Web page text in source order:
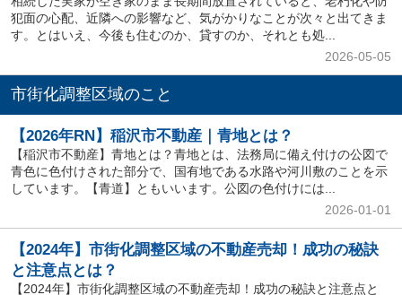
犯面の心配、近隣への影響など、気がかりなことが次々と出てきま
す。とはいえ、今後も住むのか、貸すのか、それとも処...
2026-05-05
市街化調整区域のこと
【2026年RN】稲沢市不動産｜青地とは？
【稲沢市不動産】青地とは？青地とは、法務局に備え付けの公図で
青色に色付けされた部分で、国有地である水路や河川敷のことを示
しています。【青道】ともいいます。公図の色付けには...
2026-01-01
【2024年】市街化調整区域の不動産売却！成功の秘訣
と注意点とは？
【2024年】市街化調整区域の不動産売却！成功の秘訣と注意点と